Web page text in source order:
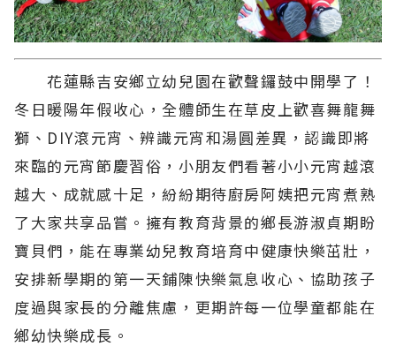
花蓮縣吉安鄉立幼兒園在歡聲鑼鼓中開學了！
冬日暖陽年假收心，全體師生在草皮上歡喜舞龍舞
獅、DIY滾元宵、辨識元宵和湯圓差異，認識即將
來臨的元宵節慶習俗，小朋友們看著小小元宵越滾
越大、成就感十足，紛紛期待廚房阿姨把元宵煮熟
了大家共享品嘗。擁有教育背景的鄉長游淑貞期盼
寶貝們，能在專業幼兒教育培育中健康快樂茁壯，
安排新學期的第一天鋪陳快樂氣息收心、協助孩子
度過與家長的分離焦慮，更期許每一位學童都能在
鄉幼快樂成長。